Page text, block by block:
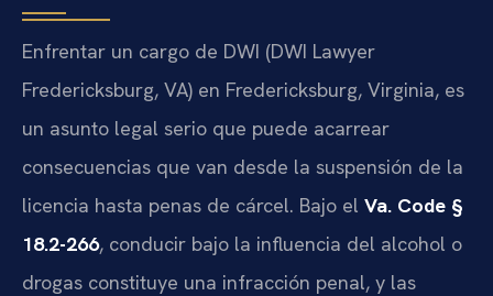
Enfrentar un cargo de DWI (DWI Lawyer
Fredericksburg, VA) en Fredericksburg, Virginia, es
un asunto legal serio que puede acarrear
consecuencias que van desde la suspensión de la
licencia hasta penas de cárcel. Bajo el Va. Code §
18.2-266, conducir bajo la influencia del alcohol o
drogas constituye una infracción penal, y las